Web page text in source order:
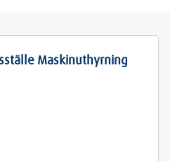
Maskinuthyrning